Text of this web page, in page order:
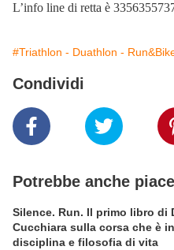
L’info line di retta è
#Triathlon - Duathlon -
Condividi
Potrebbe anche
Silence. Run. Il primo libro di
Cucchiara sulla corsa che è
disciplina e filosofia di vita